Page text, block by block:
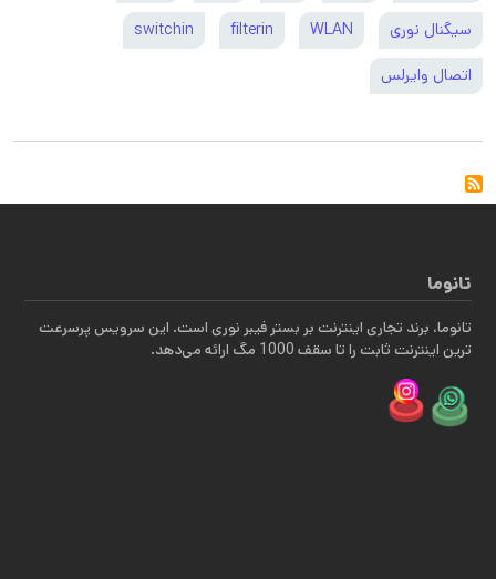
سیگنال نوری WLAN
filterin
switchin
اتصال وایرلس
تانوما
تانوما، برند تجاری اینترنت بر بستر فیبر نوری است. این سرویس پرسرعت
ترین اینترنت ثابت را تا سقف 1000 مگ ارائه می‌دهد.